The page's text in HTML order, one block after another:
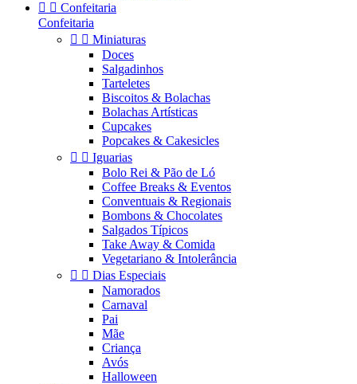
  Confeitaria
Confeitaria
  Miniaturas
Doces
Salgadinhos
Tarteletes
Biscoitos & Bolachas
Bolachas Artísticas
Cupcakes
Popcakes & Cakesicles
  Iguarias
Bolo Rei & Pão de Ló
Coffee Breaks & Eventos
Conventuais & Regionais
Bombons & Chocolates
Salgados Típicos
Take Away & Comida
Vegetariano & Intolerância
  Dias Especiais
Namorados
Carnaval
Pai
Mãe
Criança
Avós
Halloween